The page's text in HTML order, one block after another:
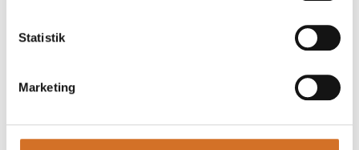
Statistik
Marketing